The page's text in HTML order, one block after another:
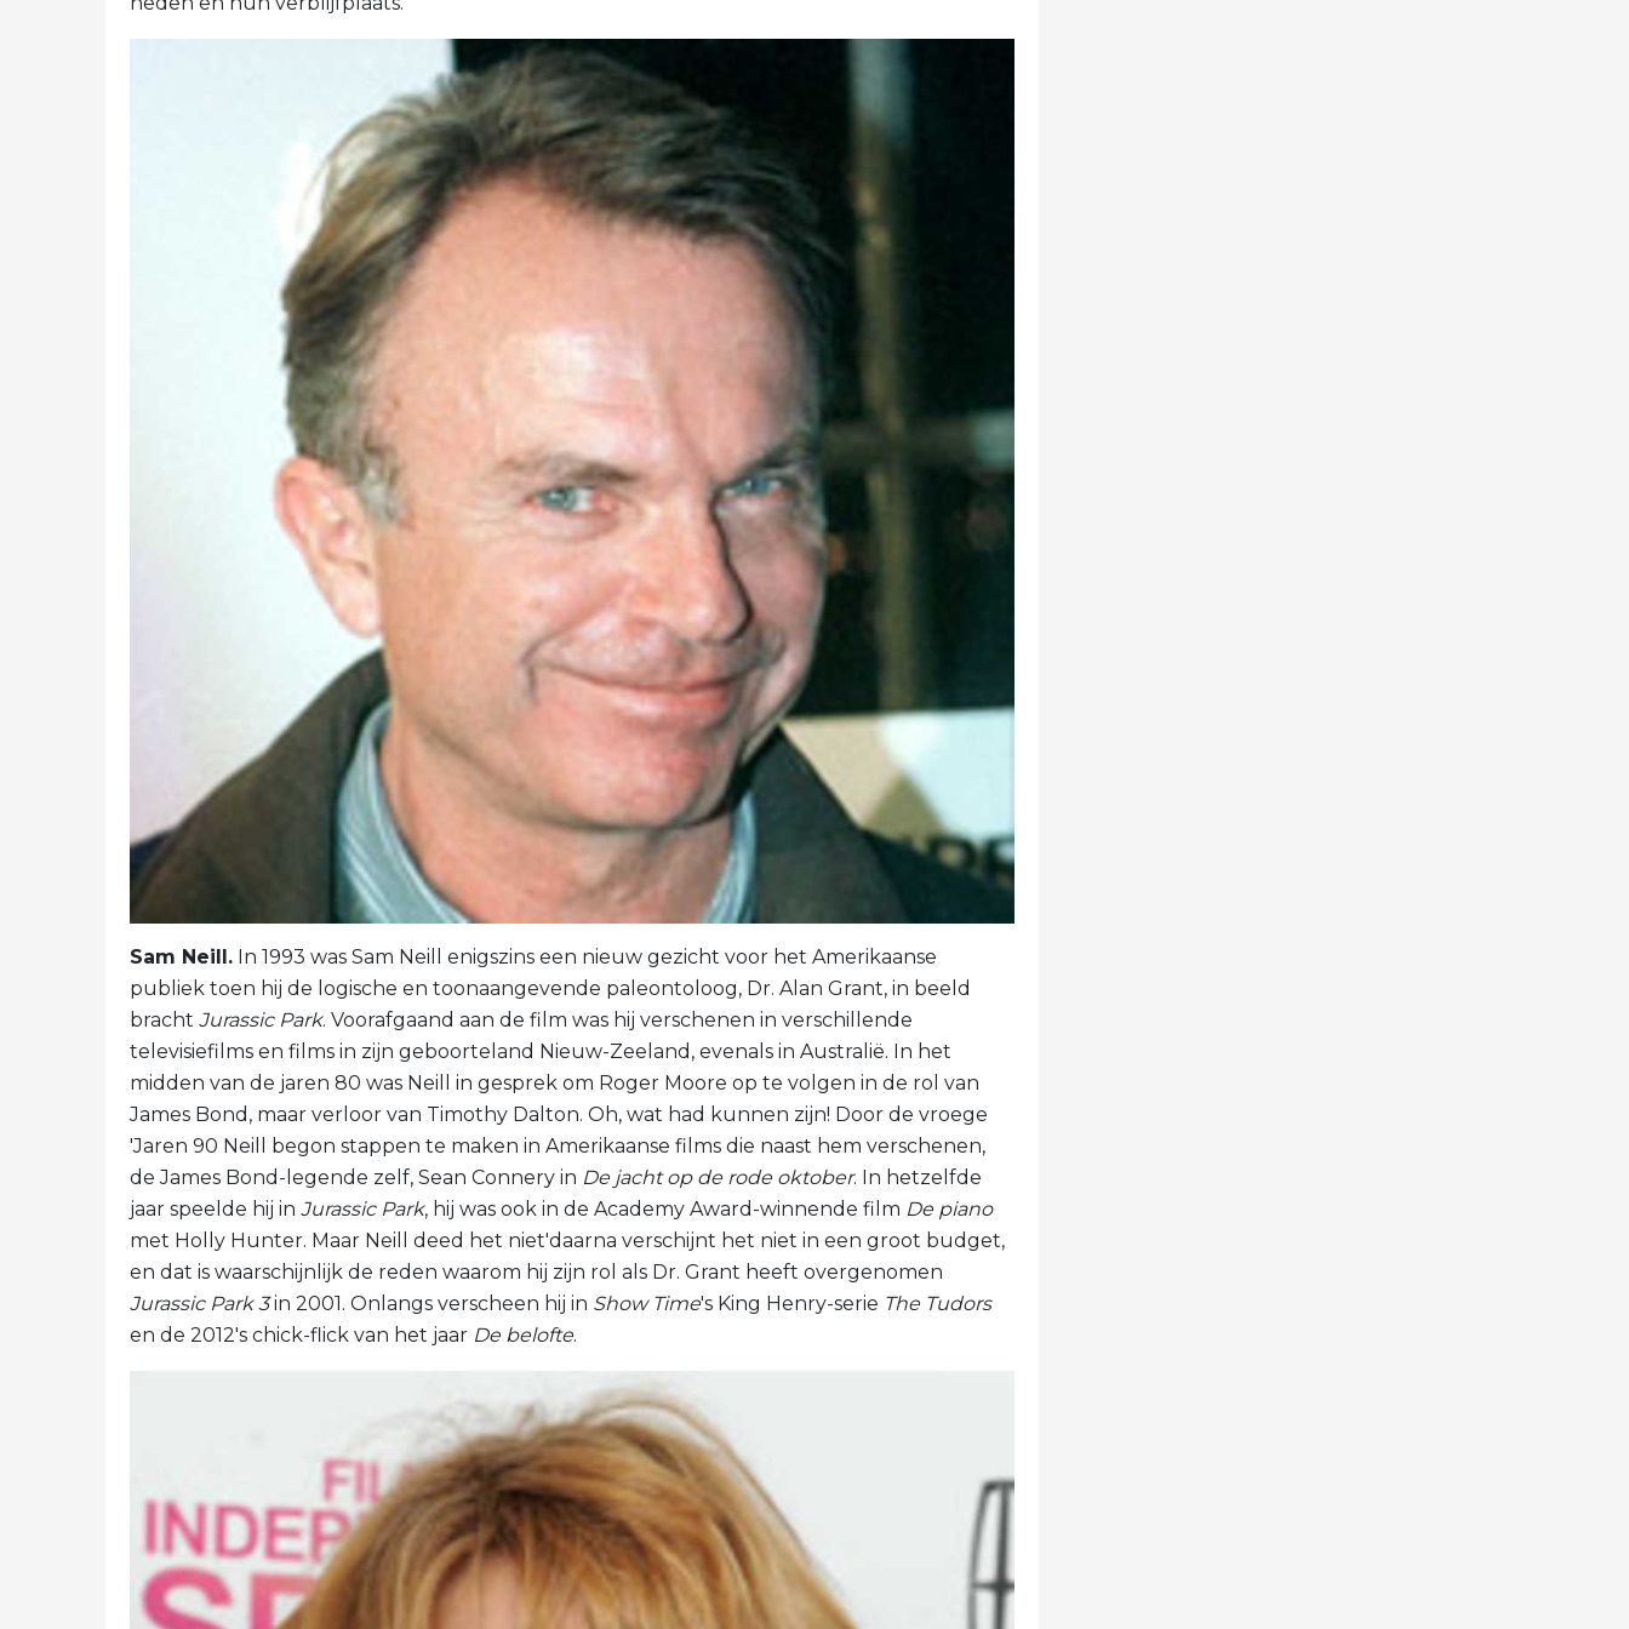
Sam Neill. In 1993 was Sam Neill enigszins een nieuw gezicht voor het Amerikaanse
publiek toen hij de logische en toonaangevende paleontoloog, Dr. Alan Grant, in beeld
bracht Jurassic Park. Voorafgaand aan de film was hij verschenen in verschillende
televisiefilms en films in zijn geboorteland Nieuw-Zeeland, evenals in Australië. In het
midden van de jaren 80 was Neill in gesprek om Roger Moore op te volgen in de rol van
James Bond, maar verloor van Timothy Dalton. Oh, wat had kunnen zijn! Door de vroege
'Jaren 90 Neill begon stappen te maken in Amerikaanse films die naast hem verschenen,
de James Bond-legende zelf, Sean Connery in De jacht op de rode oktober. In hetzelfde
jaar speelde hij in Jurassic Park, hij was ook in de Academy Award-winnende film De piano
met Holly Hunter. Maar Neill deed het niet'daarna verschijnt het niet in een groot budget,
en dat is waarschijnlijk de reden waarom hij zijn rol als Dr. Grant heeft overgenomen
Jurassic Park 3in 2001. Onlangs verscheen hij in Show Time's King Henry-serie The Tudors
en de 2012's chick-flick van het jaar De belofte.